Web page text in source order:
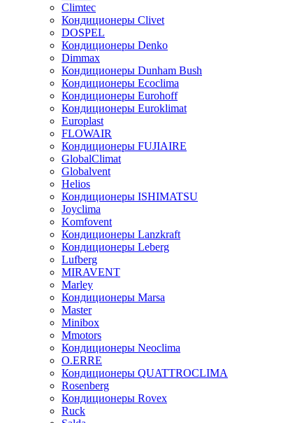
Climtec
Кондиционеры Clivet
DOSPEL
Кондиционеры Denko
Dimmax
Кондиционеры Dunham Bush
Кондиционеры Ecoclima
Кондиционеры Eurohoff
Кондиционеры Euroklimat
Europlast
FLOWAIR
Кондиционеры FUJIAIRE
GlobalClimat
Globalvent
Helios
Кондиционеры ISHIMATSU
Joyclima
Komfovent
Кондиционеры Lanzkraft
Кондиционеры Leberg
Lufberg
MIRAVENT
Marley
Кондиционеры Marsa
Master
Minibox
Mmotors
Кондиционеры Neoclima
O.ERRE
Кондиционеры QUATTROCLIMA
Rosenberg
Кондиционеры Rovex
Ruck